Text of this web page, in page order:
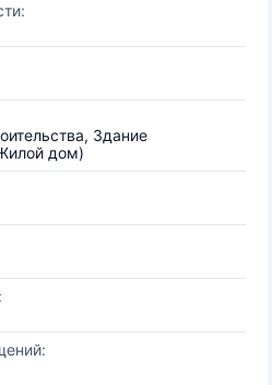
Здание
дом)